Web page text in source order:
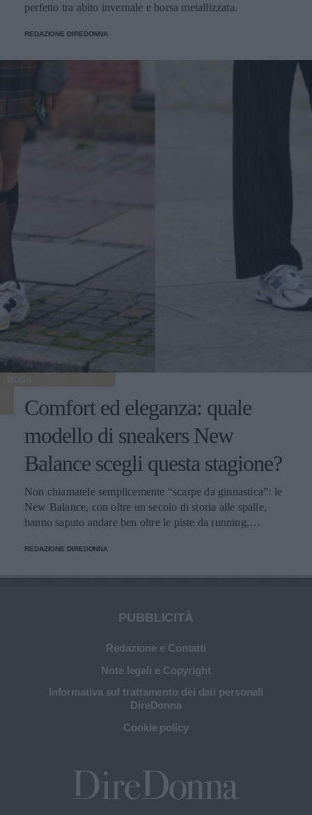
perfetto tra abito invernale e borsa metallizzata.
REDAZIONE DIREDONNA
MODA
Comfort ed eleganza: quale
modello di sneakers New
Balance scegli questa stagione?
Non chiamatele semplicemente “scarpe da ginnastica”: le
New Balance, con oltre un secolo di storia alle spalle,
hanno saputo andare ben oltre le piste da running,
REDAZIONE DIREDONNA
PUBBLICITÀ
Redazione e Contatti
Note legali e Copyright
Informativa sul trattamento dei dati personali
DireDonna
Cookie policy